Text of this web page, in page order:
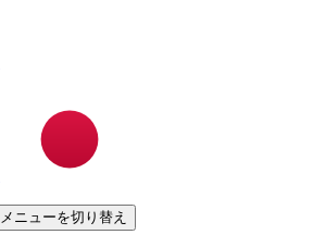
メニューを切り替え